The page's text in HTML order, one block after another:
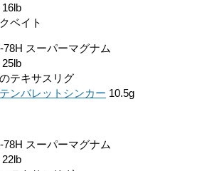
ベイト
78H スーパーマグナム
テキサスリグ
ンバレットシンカー 10.5g
78H スーパーマグナム